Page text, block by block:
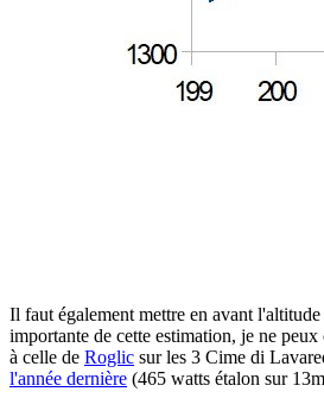
Il faut également mettre en avant
importante de cette estimation, je ne
à celle de Roglic sur les 3 Cime di
l'année dernière (465 watts étalon sur